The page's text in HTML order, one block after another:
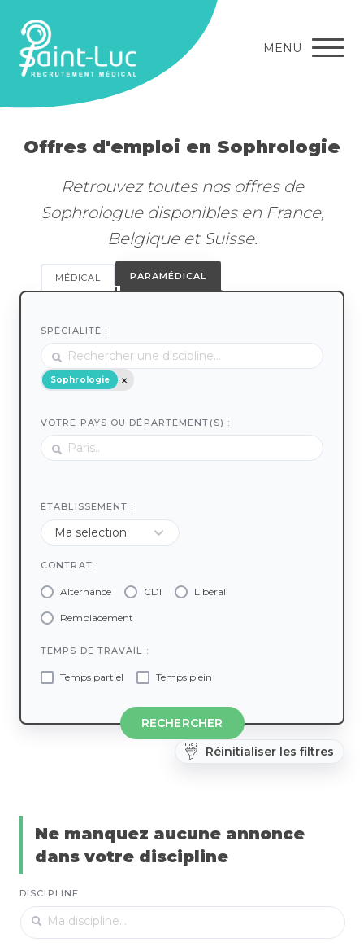
MENU
Offres d'emploi en Sophrologie
Retrouvez toutes nos offres de
Sophrologue disponibles en France,
Belgique et Suisse.
MÉDICAL PARAMÉDICAL
SPÉCIALITÉ :
Sophrologie
VOTRE PAYS OU DÉPARTEMENT(S) :
Réinitialiser les filtres
ÉTABLISSEMENT :
CONTRAT :
Alternance CDI Libéral
Remplacement
TEMPS DE TRAVAIL :
Temps partiel Temps plein
RECHERCHER
Ne manquez aucune annonce
dans votre discipline
DISCIPLINE